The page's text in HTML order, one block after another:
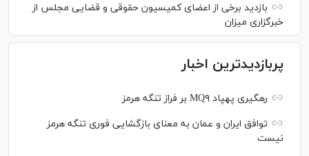
بازدید برخی از اعضای کمیسیون حقوقی و قضایی مجلس از
خبرگزاری میزان
پربازدیدترین اخبار
رهگیری پهپاد MQ۹ بر فراز تنگه هرمز
توافق ایران و عمان به معنای بازگشایی فوری تنگه هرمز
نیست